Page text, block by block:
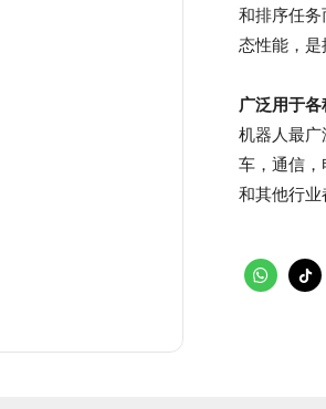
和排序任
态性能，
广泛用于
机器人最
车，通信
和其他行